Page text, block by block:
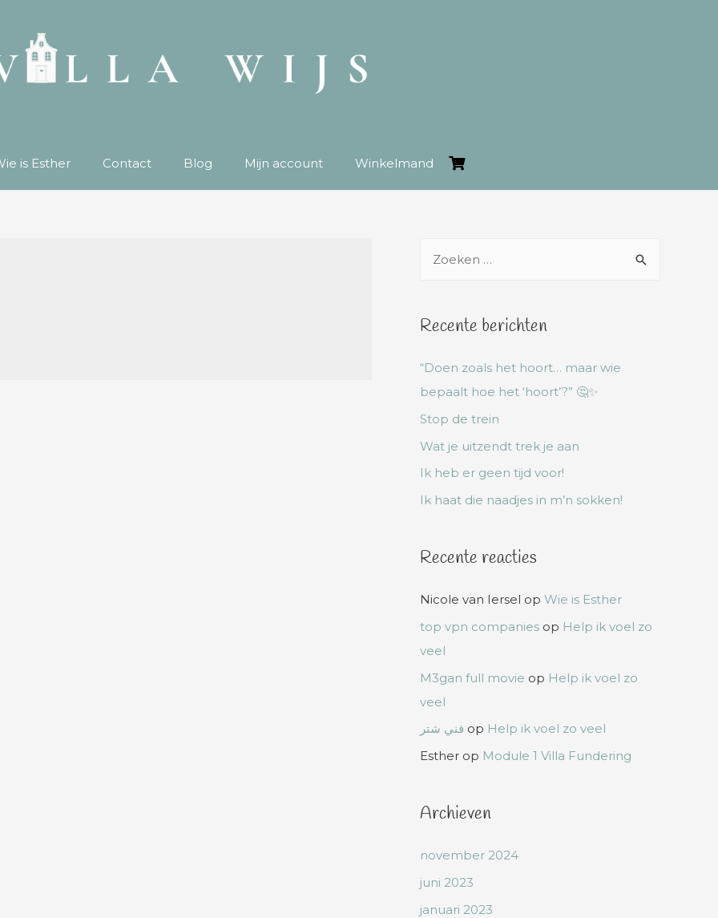
is Esther Contact Blog Mijn account Winkelmand
Recente berichten
“Doen zoals het hoort… maar wie
bepaalt hoe het ‘hoort’?” 🤔✨
Stop de trein
Wat je uitzendt trek je aan
Ik heb er geen tijd voor!
Ik haat die naadjes in m’n sokken!
Recente reacties
Nicole van Iersel op Wie is Esther
top vpn companies op Help ik voel zo
veel
M3gan full movie op Help ik voel zo
veel
فني شتر op Help ik voel zo veel
Esther op Module 1 Villa Fundering
Archieven
november 2024
juni 2023
januari 2023